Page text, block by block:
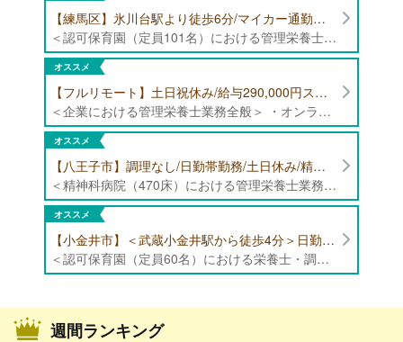
【練馬区】氷川台駅より徒歩6分/マイカー通勤可能/年間休日120日/賞与高水準 認可保育園（定員101名）にて管理栄養士・栄養士・調理師募集！
＜認可保育園（定員101名）における管理栄養士・栄養士・調理師業務全般＞ ・調理業務全般 ・離乳食、アレルギー除去食対応 ・食育活動
オススメ
【フルリモート】土日祝休み/給与290,000円スタート/残業少なめ 企業にて管理栄養士の募集！
＜企業における管理栄養士業務全般＞ ・オンラインでの栄養指導業務 ・サービス（生活習慣病重症化予防）の品質管理 ・専用アプリを通じたチャットでの栄養指導業務 ※フルリモートにて勤務可能です。 【応募条件】特定保健指導もしくは病院での栄養指導3年以上
オススメ
【八王子市】調理なし/日勤帯勤務/土日休み/精神科病院（470床）にて管理栄養士募集！
＜精神科病院（470床）における管理栄養士業務全般＞ ・入院患者様の栄養管理、栄養評価 ・栄養指導 ・献立内容の確認、食数管理 ・食札管理、食事内容の確認 ・各種書類作成、データ入力 ・その他、栄養科業務全般 ・ミールラウンドやイベントメニューの企画等 ※病床数:精神科385床、内科85床
オススメ
【小金井市】＜武蔵小金井駅から徒歩4分＞日勤帯勤務のみ/日曜日・祝日休み/年間休日125日以上/福利厚生充実/認可保育園（定員60名）にて栄養士・調理師の募集！
＜認可保育園（定員60名）における栄養士・調理師業務全般＞ ・下処理 ・調理、盛り付け、片付け ・離乳食、アレルギー対応 ・その他付随する業務 ※献立作成業務はありません ※定員:60名（0歳児6名、1歳児8名、2歳児10名、3歳-5歳児各12名） ※専門卒以上の方（高卒の方は不可）
週間ランキング